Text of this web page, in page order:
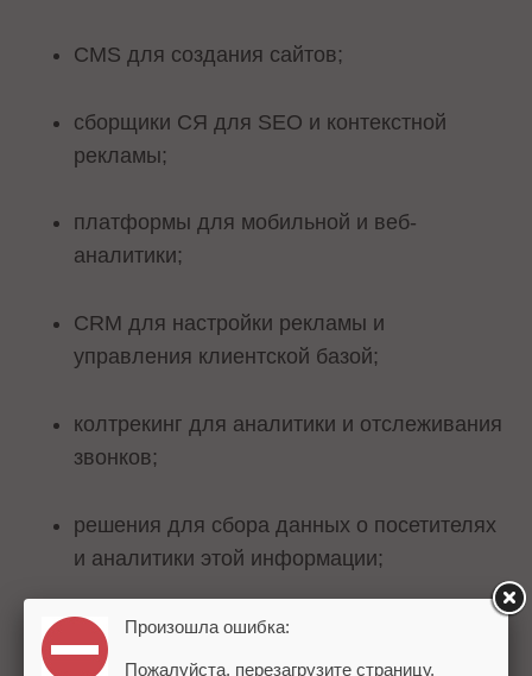
CMS для создания сайтов;
сборщики СЯ для SEO и контекстной
рекламы;
платформы для мобильной и веб-
аналитики;
CRM для настройки рекламы и
управления клиентской базой;
колтрекинг для аналитики и отслеживания
звонков;
решения для сбора данных о посетителях
и аналитики этой информации;
платформы для рассылок по email;
Произошла ошибка:
Пожалуйста, перезагрузите страницу.